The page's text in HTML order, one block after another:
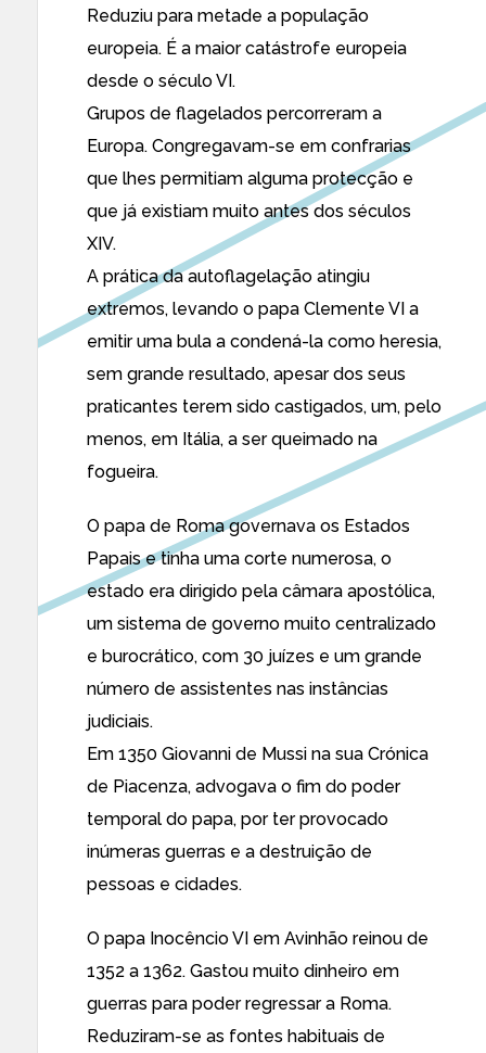
Reduziu para metade a população
europeia. É a maior catástrofe europeia
desde o século VI.
Grupos de flagelados percorreram a
Europa. Congregavam-se em confrarias
que lhes permitiam alguma protecção e
que já existiam muito antes dos séculos
XIV.
A prática da autoflagelação atingiu
extremos, levando o papa Clemente VI a
emitir uma bula a condená-la como heresia,
sem grande resultado, apesar dos seus
praticantes terem sido castigados, um, pelo
menos, em Itália, a ser queimado na
fogueira.
O papa de Roma governava os Estados
Papais e tinha uma corte numerosa, o
estado era dirigido pela câmara apostólica,
um sistema de governo muito centralizado
e burocrático, com 30 juízes e um grande
número de assistentes nas instâncias
judiciais.
Em 1350 Giovanni de Mussi na sua Crónica
de Piacenza, advogava o fim do poder
temporal do papa, por ter provocado
inúmeras guerras e a destruição de
pessoas e cidades.
O papa Inocêncio VI em Avinhão reinou de
1352 a 1362. Gastou muito dinheiro em
guerras para poder regressar a Roma.
Reduziram-se as fontes habituais de